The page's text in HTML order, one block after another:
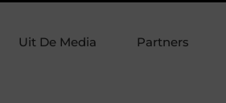
Uit De Media Partners